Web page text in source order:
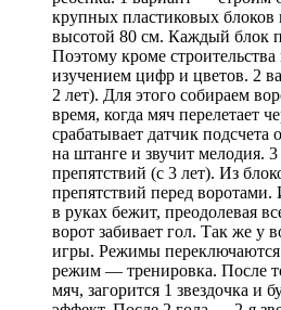
крупных пластиковых
высотой 80 см. Каждый блок
Поэтому кроме
изучением цифр и цветов. 2
2 лет). Для этого собираем
время, когда мяч перелетает
срабатывает датчик подсчета
на штанге и звучит мелодия.
препятствий (с 3 лет). Из
препятствий перед
в руках бежит, преодолевая
ворот забивает гол. Так же у
игры. Режимы
режим — тренировка. После
мяч, загорится 1 звездочка и